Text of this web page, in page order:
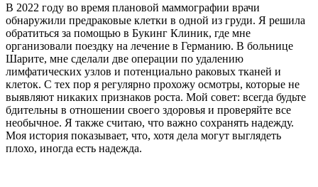
В 2022 году во время плановой маммографии врачи
обнаружили предраковые клетки в одной из груди. Я решила
обратиться за помощью в Букинг Клиник, где мне
организовали поездку на лечение в Германию. В больнице
Шарите, мне сделали две операции по удалению
лимфатических узлов и потенциально раковых тканей и
клеток. С тех пор я регулярно прохожу осмотры, которые не
выявляют никаких признаков роста. Мой совет: всегда будьте
бдительны в отношении своего здоровья и проверяйте все
необычное. Я также считаю, что важно сохранять надежду.
Моя история показывает, что, хотя дела могут выглядеть
плохо, иногда есть надежда.